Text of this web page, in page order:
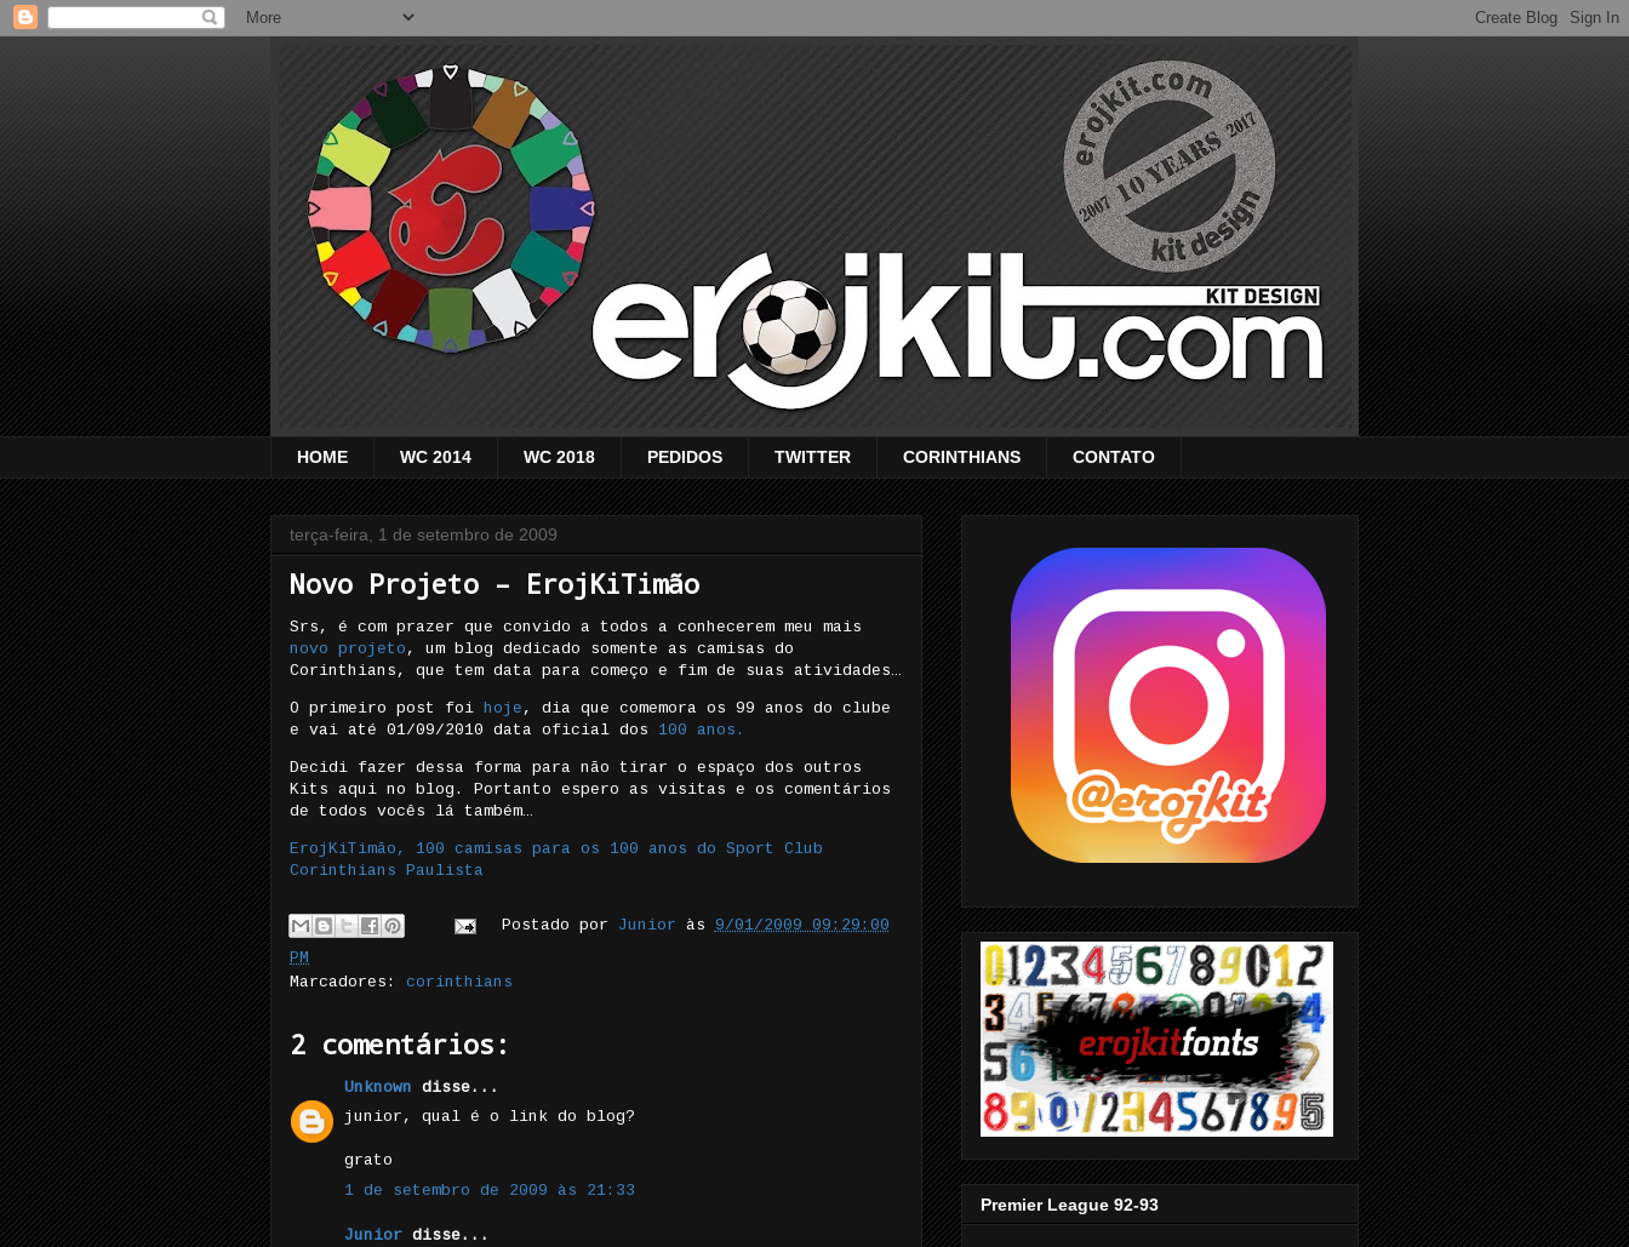
HOME WC 2014 WC 2018 PEDIDOS TWITTER CORINTHIANS CONTATO
terça-feira, 1 de setembro de 2009
Novo Projeto – ErojKiTimão
Srs, é com prazer que convido a todos a conhecerem meu mais
novo projeto , um blog dedicado somente as camisas do
Corinthians, que tem data para começo e fim de suas atividades…
O primeiro post foi hoje , dia que comemora os 99 anos do clube
e vai até 01/09/2010 data oficial dos 100 anos.
Decidi fazer dessa forma para não tirar o espaço dos outros
Kits aqui no blog. Portanto espero as visitas e os comentários
de todos vocês lá também…
ErojKiTimão, 100 camisas para os 100 anos do Sport Club
Corinthians Paulista
Postado por Junior às 9/01/2009 09:29:00
PM
Marcadores: corinthians
2 comentários:
Unknown disse...
junior, qual é o link do blog?
grato
1 de setembro de 2009 às 21:33
Junior disse...
Premier League 92-93